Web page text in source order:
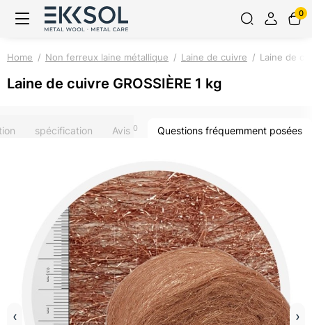
0
Home Non ferreux laine métallique Laine de cuivre Laine de
Laine de cuivre GROSSIÈRE 1 kg
spécification Avis 0 Questions fréquemment posées